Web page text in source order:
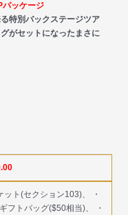
パッケージ
特別バックステージツア
がセットになったまさに
ット(セクション103)、 ・
フトバッグ($50相当)、 ・